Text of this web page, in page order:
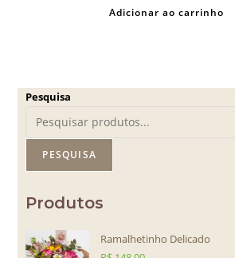
Adicionar ao carrinho
Pesquisa
PESQUISA
Produtos
Ramalhetinho Delicado